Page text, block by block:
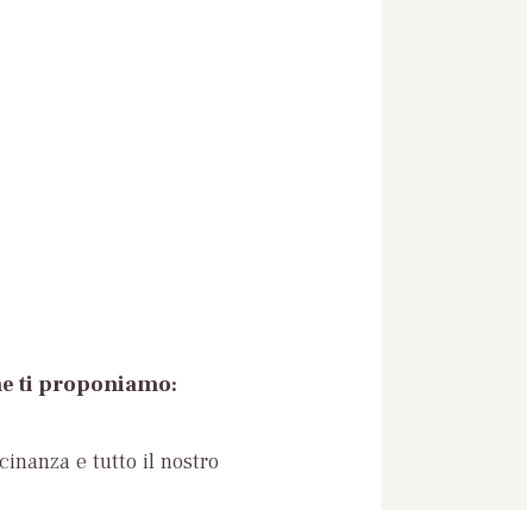
ti proponiamo:
e tutto il nostro